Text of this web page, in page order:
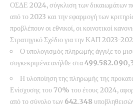
ΟΣΔΕ 2024, σύγκλιση των δικαιωμάτων
από το 2023 και την εφαρμογή των
προβλέπουν οι εθνικοί, οι κοινοτικοί
Στρατηγικό Σχέδιο για την ΚΑΠ 2023-
Ο υπολογισμός πληρωμής άγγιξε το
συγκεκριμένα ανήλθε στα
Η υλοποίηση της πληρωμής της
Ενίσχυσης του 70% του έτους 2024,
από το σύνολο των 642.348